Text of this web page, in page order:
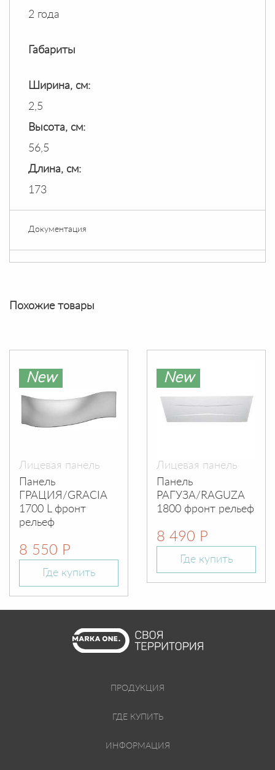
2 года
Габариты
Ширина, см:
2,5
Высота, см:
56,5
Длина, см:
173
Документация
Похожие товары
New
Лицевая панель
Панель
ГРАЦИЯ/GRACIA
1700 L фронт
рельеф
8 550 Р
Где купить
New
Лицевая панель
Панель
РАГУЗА/RAGUZA
1800 фронт рельеф
8 490 Р
Где купить
ПРОДУКЦИЯ
ГДЕ КУПИТЬ
ИНФОРМАЦИЯ